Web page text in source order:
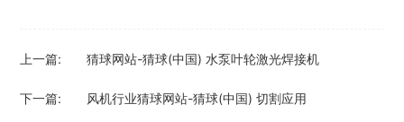
上一篇: 猜球网站-猜球(中国) 水泵叶轮激光焊接机
下一篇: 风机行业猜球网站-猜球(中国) 切割应用